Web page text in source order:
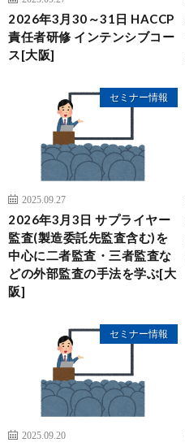
2026年3月30～31日 HACCP
責任者研修 インテンシブコー
ス[大阪]
セミナー情報
2025.09.27
2026年3月3日 サプライヤー
監査(製造委託先監査含む)を
中心に二者監査・三者監査な
どの外部監査の手法を学ぶ[大
阪]
セミナー情報
2025.09.20